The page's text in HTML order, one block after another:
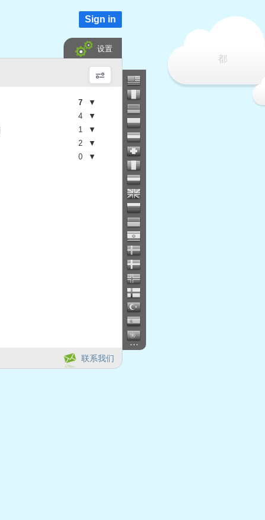
都
Sign in
设置
...
联系我们
7
▼
4
▼
1
▼
2
▼
0 ▼